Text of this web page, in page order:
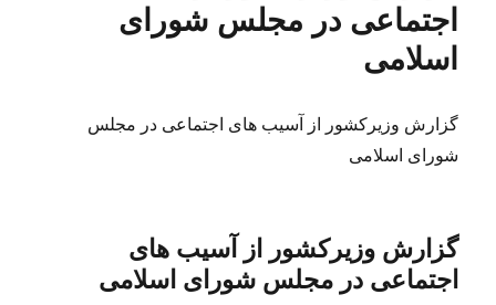
اجتماعی در مجلس شورای
اسلامی
گزارش وزیرکشور از آسیب های اجتماعی در مجلس
شورای اسلامی
گزارش وزیرکشور از آسیب های
اجتماعی در مجلس شورای اسلامی